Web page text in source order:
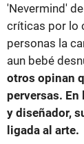
'Nevermind'
críticas por lo
personas la
aun bebé
otros opinan
perversas.
y diseñador,
ligada al arte.